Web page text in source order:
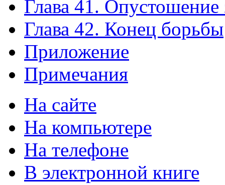
Глава 41. Опустошение
Глава 42. Конец борьбы
Приложение
Примечания
На сайте
На компьютере
На телефоне
В электронной книге